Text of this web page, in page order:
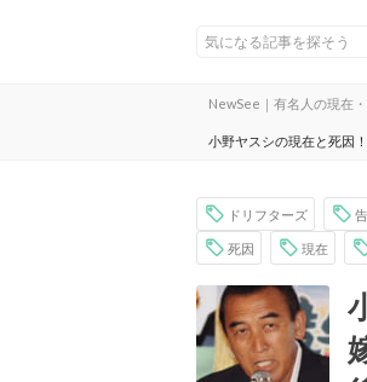
NewSee｜有名人の現在
小野ヤスシの現在と死因
ドリフターズ
死因 現在